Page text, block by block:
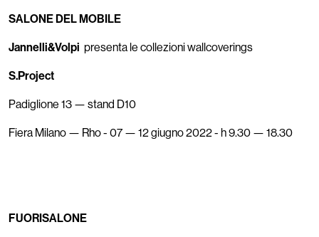
SALONE DEL MOBILE
Jannelli&Volpi presenta le collezioni wallcoverings
S.Project
Padiglione 13 — stand D10
Fiera Milano — Rho - 07 — 12 giugno 2022 - h 9.30 — 18.30
FUORISALONE